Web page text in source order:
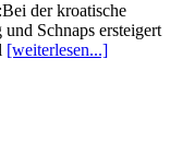
der kroatische
Schnaps ersteigert
[weiterlesen...]